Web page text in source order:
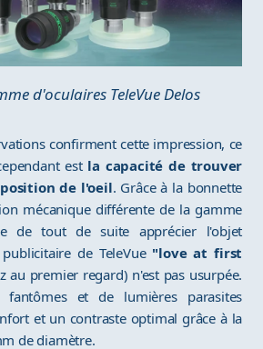
d'oculaires TeleVue Delos
confirment cette impression, ce
est la capacité de trouver
de l'oeil. Grâce à la bonnette
mécanique différente de la gamme
de tout de suite apprécier l'objet
de TeleVue "love at first
au premier regard) n'est pas usurpée.
fantômes et de lumières parasites
et un contraste optimal grâce à la
de diamètre.